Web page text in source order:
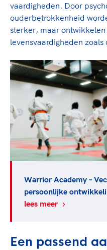
vaardigheden. Door
ouderbetrokkenheid
sterker, maar
levensvaardigheden
Warrior Academy –
persoonlijke
lees meer
Een passend